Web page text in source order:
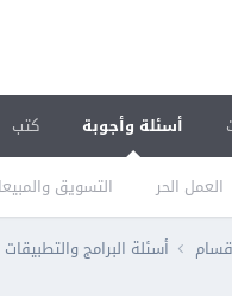
أسئلة وأجوبة
العمل الحر التسويق
كتب
أسئلة البرامج والتطبيقات